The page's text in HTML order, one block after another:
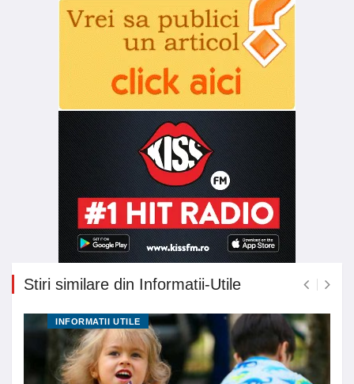
Stiri similare din Informatii-Utile
INFORMATII UTILE